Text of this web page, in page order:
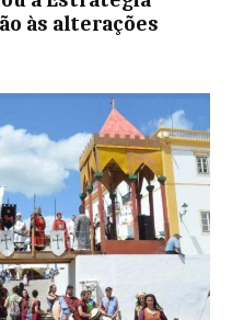
às alterações